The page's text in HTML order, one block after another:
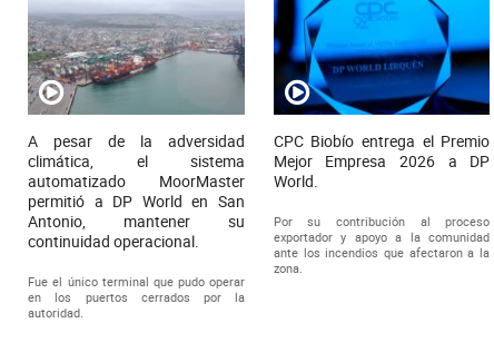
A pesar de la adversidad
climática, el sistema
automatizado MoorMaster
permitió a DP World en San
Antonio, mantener su
continuidad operacional.
Fue el único terminal que pudo operar
en los puertos cerrados por la
autoridad.
CPC Biobío entrega el Premio
Mejor Empresa 2026 a DP
World.
Por su contribución al proceso
exportador y apoyo a la comunidad
ante los incendios que afectaron a la
zona.